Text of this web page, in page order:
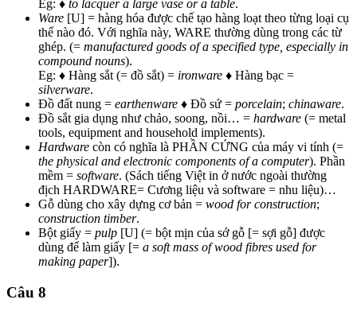
Eg: ♦ to lacquer a large vase or a table.
Ware [U] = hàng hóa được chế tạo hàng loạt theo từng loại cụ
thể nào đó. Với nghĩa này, WARE thường dùng trong các từ
ghép. (= manufactured goods of a specified type, especially in
compound nouns).
Eg: ♦ Hàng sắt (= đồ sắt) = ironware ♦ Hàng bạc =
silverware.
Đồ đất nung = earthenware ♦ Đồ sứ = porcelain; chinaware.
Đồ sắt gia dụng như chảo, soong, nồi… = hardware (= metal
tools, equipment and household implements).
Hardware còn có nghĩa là PHẦN CỨNG của máy vi tính (=
the physical and electronic components of a computer). Phần
mềm = software. (Sách tiếng Việt in ở nước ngoài thường
địch HARDWARE= Cương liệu và software = nhu liệu)…
Gỗ dùng cho xây dựng cơ bản = wood for construction;
construction timber.
Bột giấy = pulp [U] (= bột mịn của sớ gỗ [= sợi gỗ] được
dùng để làm giấy [= a soft mass of wood fibres used for
making paper]).
Câu 8